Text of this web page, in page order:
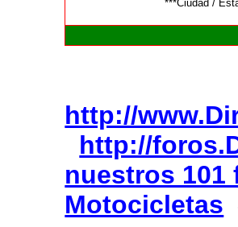
***Ciudad /
http://
http://
nuestros 101
Motocicletas